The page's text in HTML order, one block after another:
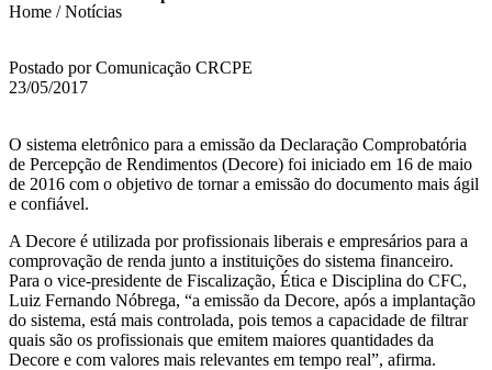
Home / Notícias
Postado por Comunicação CRCPE
23/05/2017
O sistema eletrônico para a emissão da Declaração Comprobatória
de Percepção de Rendimentos (Decore) foi iniciado em 16 de maio
de 2016 com o objetivo de tornar a emissão do documento mais ágil
e confiável.
A Decore é utilizada por profissionais liberais e empresários para a
comprovação de renda junto a instituições do sistema financeiro.
Para o vice-presidente de Fiscalização, Ética e Disciplina do CFC,
Luiz Fernando Nóbrega, “a emissão da Decore, após a implantação
do sistema, está mais controlada, pois temos a capacidade de filtrar
quais são os profissionais que emitem maiores quantidades da
Decore e com valores mais relevantes em tempo real”, afirma.